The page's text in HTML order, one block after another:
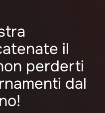
il
perderti
dal